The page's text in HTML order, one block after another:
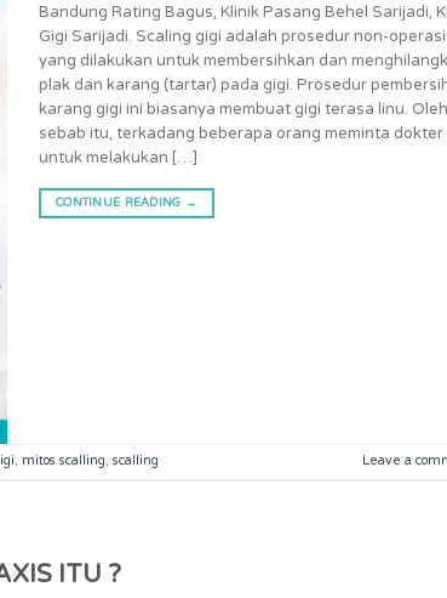
Bandung Rating Bagus, Klinik Pasang Behel Sarijadi,
Gigi Sarijadi. Scaling gigi adalah prosedur non-operasi
yang dilakukan untuk membersihkan dan
plak dan karang (tartar) pada gigi. Prosedur
karang gigi ini biasanya membuat gigi terasa linu. Oleh
sebab itu, terkadang beberapa orang meminta dokter
untuk melakukan […]
CONTINUE READING →
, mitos scalling, scalling Leave a
ITU ?